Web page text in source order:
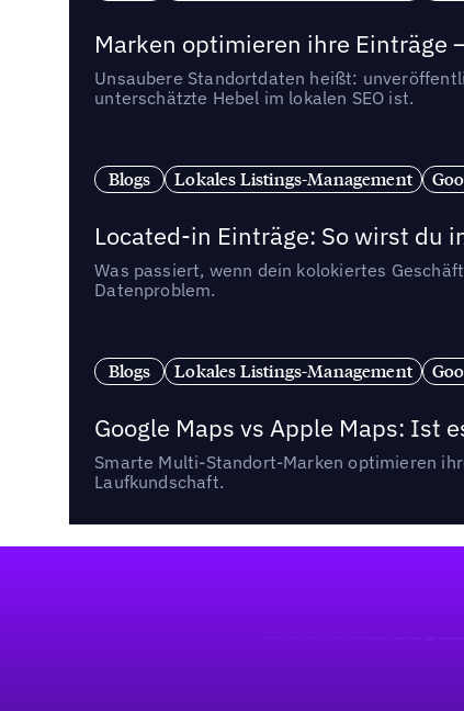
Marken optimieren ihre Einträge
Unsaubere Standortdaten heißt:
unterschätzte Hebel im lokalen SEO ist.
Blogs Lokales Listings-Management
Located-in Einträge: So wirst du
Was passiert, wenn dein kolokiertes
Datenproblem.
Blogs Lokales Listings-Management
Google Maps vs Apple Maps: Ist
Smarte Multi-Standort-Marken optimieren
Laufkundschaft.